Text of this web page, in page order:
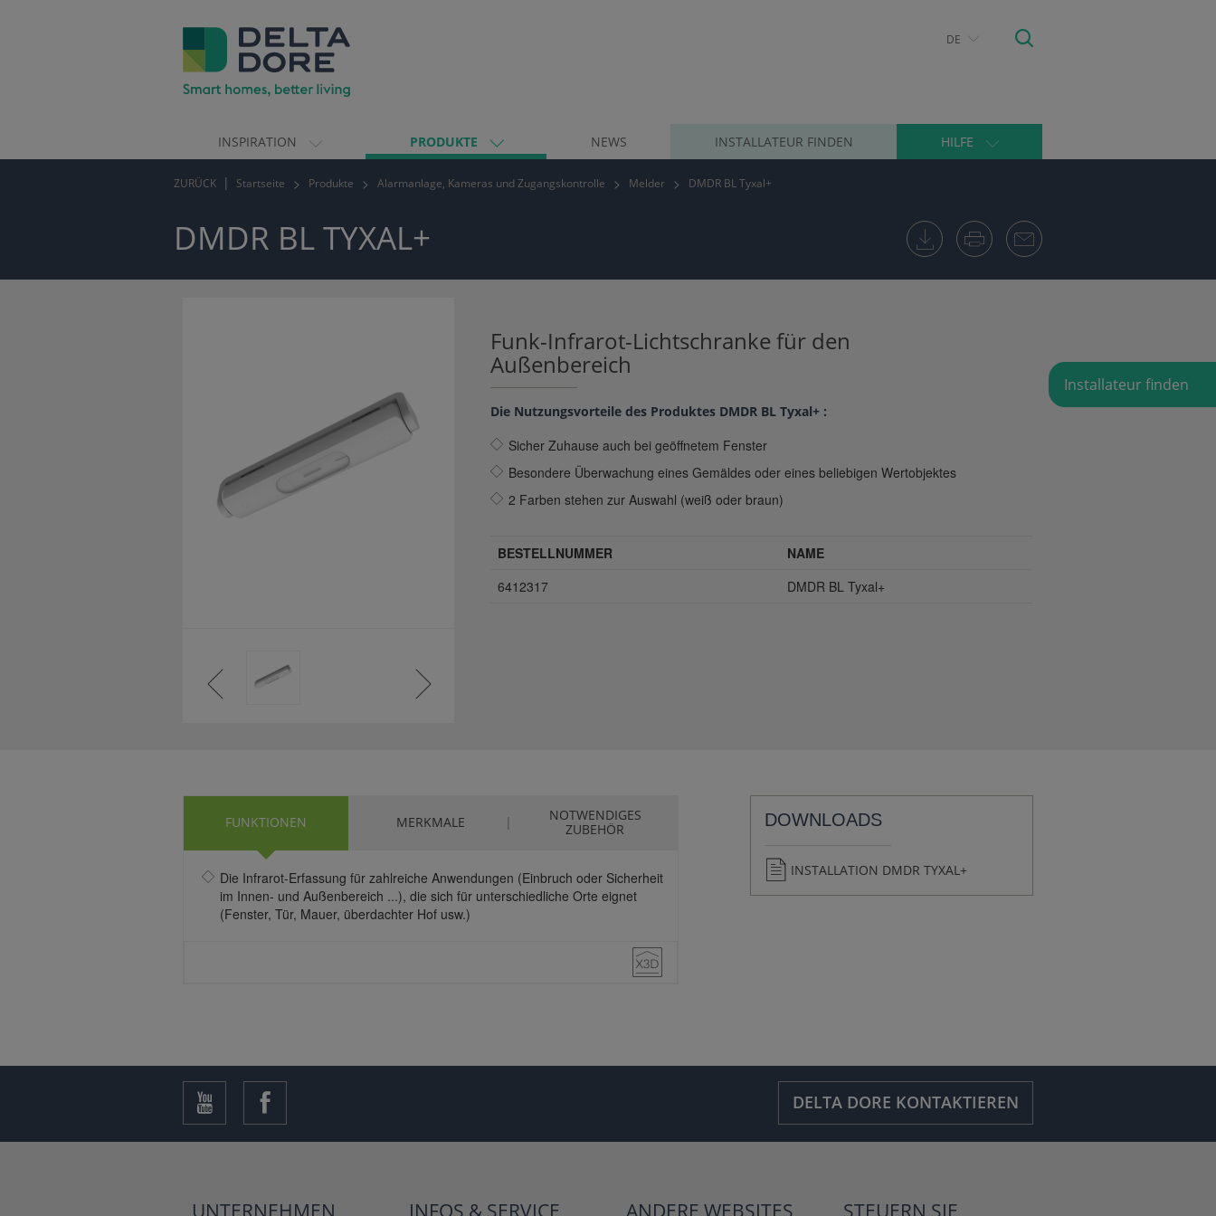
DE
INSPIRATION PRODUKTE NEWS INSTALLATEUR FINDEN HILFE
ZURÜCK Startseite Produkte Alarmanlage, Kameras und Zugangskontrolle Melder DMDR BL Tyxal+
Installateur finden
DMDR BL TYXAL+
Funk-Infrarot-Lichtschranke für den
Außenbereich
Die Nutzungsvorteile des Produktes DMDR BL Tyxal+ :
Sicher Zuhause auch bei geöffnetem Fenster
Besondere Überwachung eines Gemäldes oder eines beliebigen Wertobjektes
2 Farben stehen zur Auswahl (weiß oder braun)
BESTELLNUMMER
NAME
6412317
DMDR BL Tyxal+
FUNKTIONEN MERKMALE
NOTWENDIGES
ZUBEHÖR
Die Infrarot-Erfassung für zahlreiche Anwendungen (Einbruch oder Sicherheit
im Innen- und Außenbereich ...), die sich für unterschiedliche Orte eignet
(Fenster, Tür, Mauer, überdachter Hof usw.)
DOWNLOADS
INSTALLATION DMDR TYXAL+
DELTA DORE KONTAKTIEREN
UNTERNEHMEN INFOS & SERVICE ANDERE WEBSITES STEUERN SIE